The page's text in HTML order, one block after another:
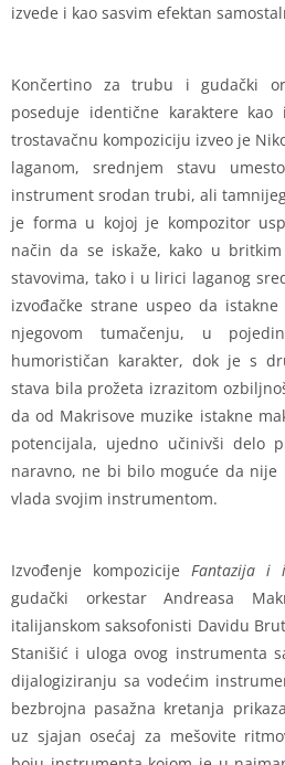
izvede i kao sasvim efektan
Končertino za trubu i gudački
poseduje identične karaktere
trostavačnu kompoziciju izveo je
laganom, srednjem stavu
instrument srodan trubi, ali
je forma u kojoj je kompozitor
način da se iskaže, kako u
stavovima, tako i u lirici laganog
izvođačke strane uspeo da
njegovom tumačenju, u
humorističan karakter, dok je s
stava bila prožeta izrazitom
da od Makrisove muzike istakne
potencijala, ujedno učinivši delo
naravno, ne bi bilo moguće da nije
vlada svojim instrumentom.
Izvođenje kompozicije Fantazija i
gudački orkestar Andreasa
italijanskom saksofonisti Davidu
Stanišić i uloga ovog instrumenta
dijalogiziranju sa vodećim
bezbrojna pasažna kretanja
uz sjajan osećaj za mešovite